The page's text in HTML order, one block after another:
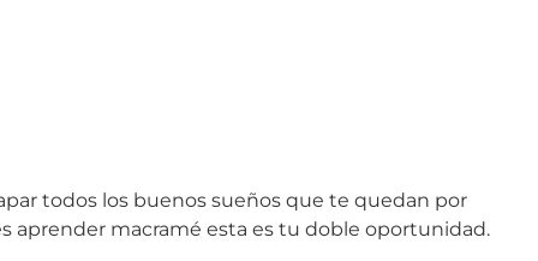
todos los buenos sueños que te quedan por
aprender macramé esta es tu doble oportunidad.